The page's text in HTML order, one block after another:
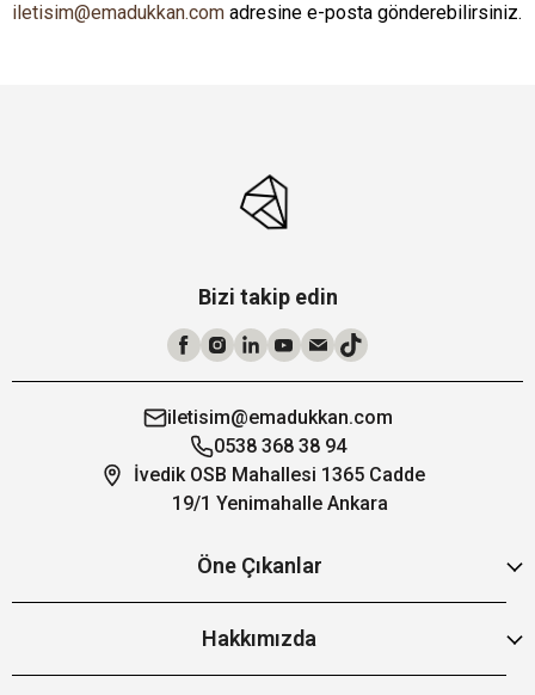
iletisim@emadukkan.com adresine e-posta gönderebilirsiniz.
Bizi takip edin
iletisim@emadukkan.com
0538 368 38 94
İvedik OSB Mahallesi 1365 Cadde
19/1 Yenimahalle Ankara
Öne Çıkanlar
Hakkımızda